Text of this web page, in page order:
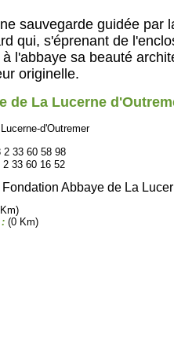
sauvegarde guidée par
qui, s'éprenant de
à l'abbaye sa beauté
originelle.
de La Lucerne
d'Outremer
2 33 60 58 98
2 33 60 16 52
Fondation Abbaye de La
(0 Km)